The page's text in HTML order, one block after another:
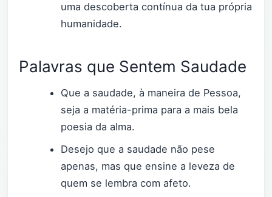
uma descoberta contínua da tua própria
humanidade.
Palavras que Sentem Saudade
Que a saudade, à maneira de Pessoa,
seja a matéria-prima para a mais bela
poesia da alma.
Desejo que a saudade não pese
apenas, mas que ensine a leveza de
quem se lembra com afeto.